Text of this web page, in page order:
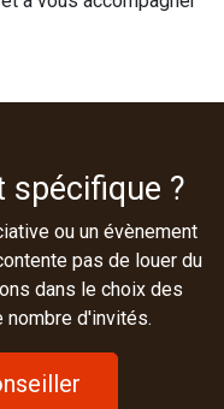
spécifique ?
ou un évènement
pas de louer du
dans le choix des
nombre d'invités.